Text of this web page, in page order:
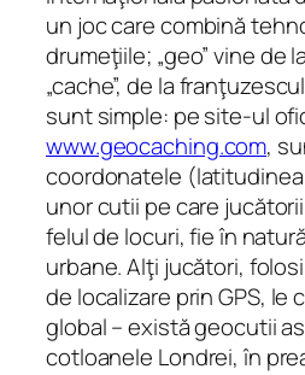
un joc care combină
drumeţiile; „geo” vine de
„cache”, de la
sunt simple: pe site-ul
www.geocaching.com,
coordonatele
unor cutii pe care
felul de locuri, fie în
urbane. Alţi jucători,
de localizare prin GPS, le
global – există geocutii
cotloanele Londrei, în